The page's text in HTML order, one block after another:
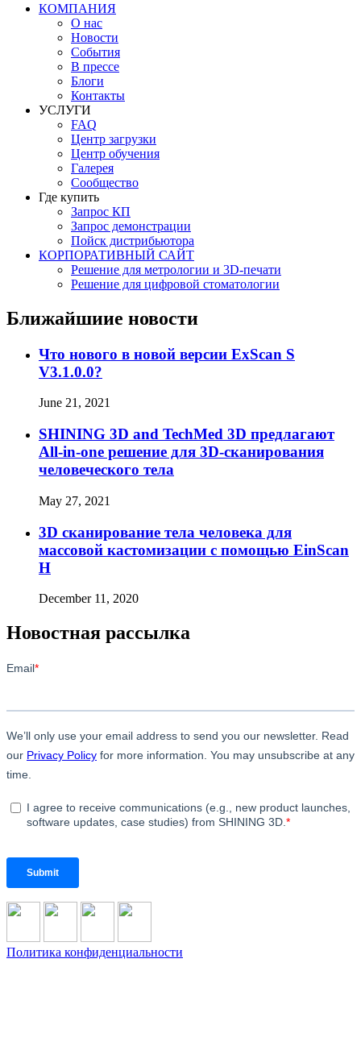
КОМПАНИЯ
О нас
Новости
События
В прессе
Блоги
Контакты
УСЛУГИ
FAQ
Центр загрузки
Центр обучения
Галерея
Сообщество
Где купить
Запрос КП
Запрос демонстрации
Пойск дистрибьютора
КОРПОРАТИВНЫЙ САЙТ
Решение для метрологии и 3D-печати
Решение для цифровой стоматологии
Ближайшиие новости
Что нового в новой версии ExScan S
V3.1.0.0?
June 21, 2021
SHINING 3D and TechMed 3D предлагают
All-in-one решение для 3D-сканирования
человеческого тела
May 27, 2021
3D сканирование тела человека для
массовой кастомизации с помощью EinScan
H
December 11, 2020
Новостная рассылка
Политика конфиденциальности